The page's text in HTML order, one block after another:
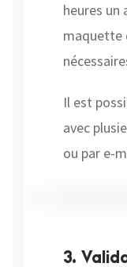
heures
maquette
Il est
avec
ou par e-
3.